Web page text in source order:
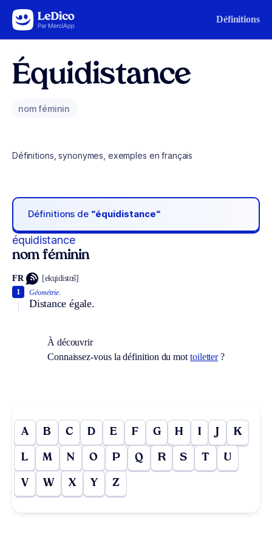
Aller au contenu Définitions
Équidistance
nom féminin
Définitions, synonymes, exemples en français
Définitions de “équidistance“
équidistance
nom féminin
FR [ekɥidistɑ̃s]
Géométrie.
Distance égale.
1
À découvrir
Connaissez-vous la définition du mot toiletter?
A B C D E F G H I J K
L M N O P Q R S T U
V W X Y Z